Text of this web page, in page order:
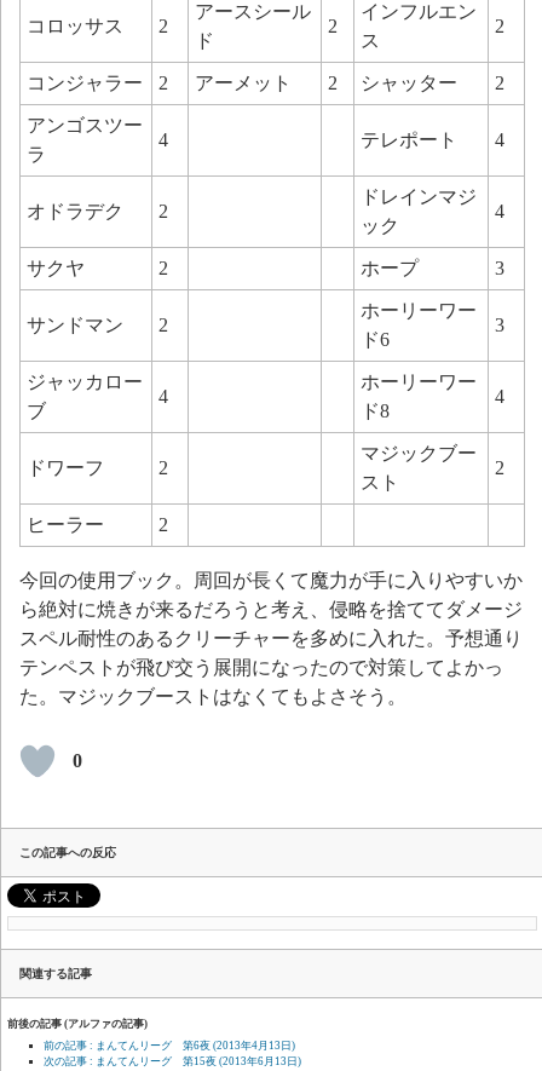
コロッサス 2
アースシール
ド
2
インフルエン
ス
2
コンジャラー 2 アーメット 2 シャッター 2
アンゴスツー
ラ
4 テレポート 4
オドラデク 2
ドレインマジ
ック
4
サクヤ 2 ホープ 3
サンドマン 2
ホーリーワー
ド6
3
ジャッカロー
ブ
4
ホーリーワー
ド8
4
ドワーフ 2
マジックブー
スト
2
ヒーラー 2
今回の使用ブック。周回が長くて魔力が手に入りやすいか
ら絶対に焼きが来るだろうと考え、侵略を捨ててダメージ
スペル耐性のあるクリーチャーを多めに入れた。予想通り
テンペストが飛び交う展開になったので対策してよかっ
た。マジックブーストはなくてもよさそう。
0
この記事への反応
関連する記事
前後の記事 (アルファの記事)
前の記事 : まんてんリーグ 第6夜 (2013年4月13日)
次の記事 : まんてんリーグ 第15夜 (2013年6月13日)